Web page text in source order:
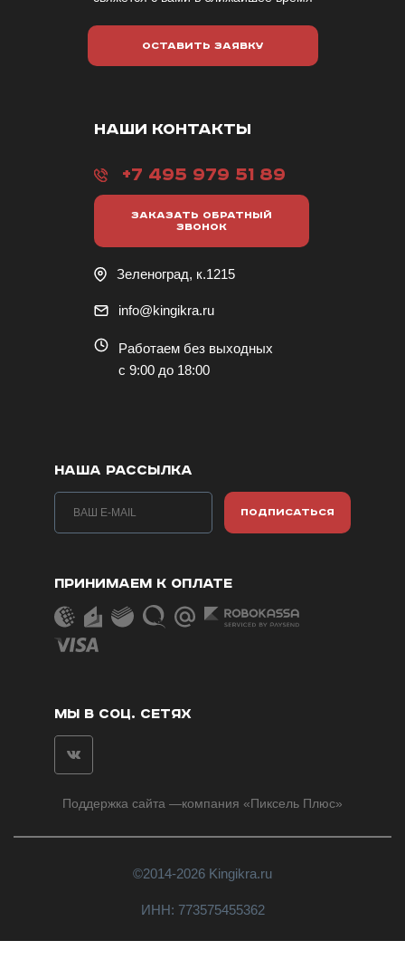
ОСТАВИТЬ ЗАЯВКУ
НАШИ КОНТАКТЫ
+7 495 979 51 89
ЗАКАЗАТЬ ОБРАТНЫЙ
ЗВОНОК
Зеленоград, к.1215
info@kingikra.ru
Работаем без выходных
с 9:00 до 18:00
НАША РАССЫЛКА
ПОДПИСАТЬСЯ
ПРИНИМАЕМ К ОПЛАТЕ
МЫ В СОЦ. СЕТЯХ
Поддержка сайта —компания «Пиксель Плюс»
©2014-2026 Kingikra.ru
ИНН: 773575455362
Пользовательское соглашение